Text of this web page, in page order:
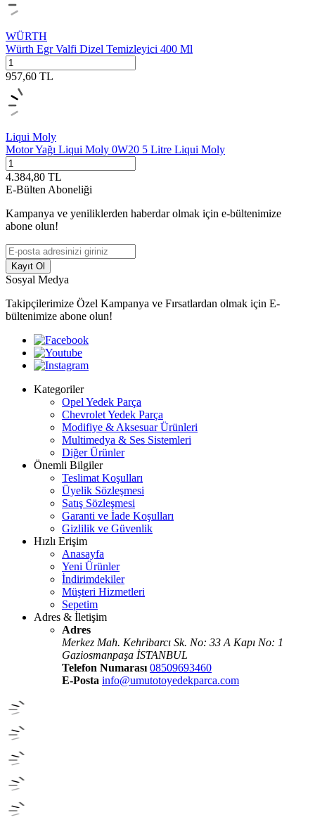
WÜRTH
Würth Egr Valfi Dizel Temizleyici 400 Ml
957,60 TL
Liqui Moly
Motor Yağı Liqui Moly 0W20 5 Litre Liqui Moly
4.384,80 TL
E-Bülten Aboneliği
Kampanya ve yeniliklerden haberdar olmak için e-bültenimize
abone olun!
Kayıt Ol
Sosyal Medya
Takipçilerimize Özel Kampanya ve Fırsatlardan olmak için E-
bültenimize abone olun!
Kategoriler
Opel Yedek Parça
Chevrolet Yedek Parça
Modifiye & Aksesuar Ürünleri
Multimedya & Ses Sistemleri
Diğer Ürünler
Önemli Bilgiler
Teslimat Koşulları
Üyelik Sözleşmesi
Satış Sözleşmesi
Garanti ve İade Koşulları
Gizlilik ve Güvenlik
Hızlı Erişim
Anasayfa
Yeni Ürünler
İndirimdekiler
Müşteri Hizmetleri
Sepetim
Adres & İletişim
Adres
Merkez Mah. Kehribarcı Sk. No: 33 A Kapı No: 1
Gaziosmanpaşa İSTANBUL
Telefon Numarası 08509693460
E-Posta info@umutotoyedekparca.com